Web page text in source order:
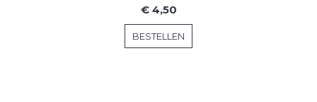
€ 4,50
BESTELLEN